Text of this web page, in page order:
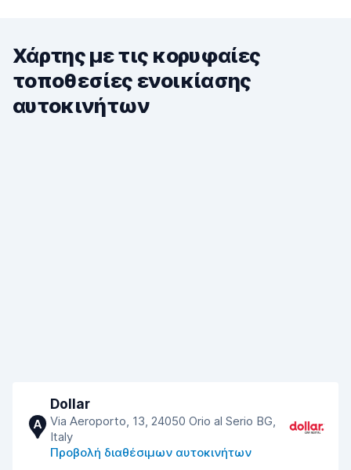
Χάρτης με τις κορυφαίες
τοποθεσίες ενοικίασης
αυτοκινήτων
A
Dollar
Via Aeroporto, 13, 24050 Orio al Serio BG,
Italy
Προβολή διαθέσιμων αυτοκινήτων